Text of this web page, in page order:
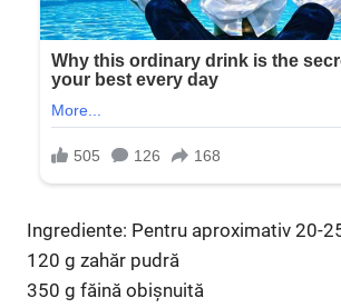
Ingrediente: Pentru aproximativ 20-
120 g zahăr pudră
350 g făină obișnuită